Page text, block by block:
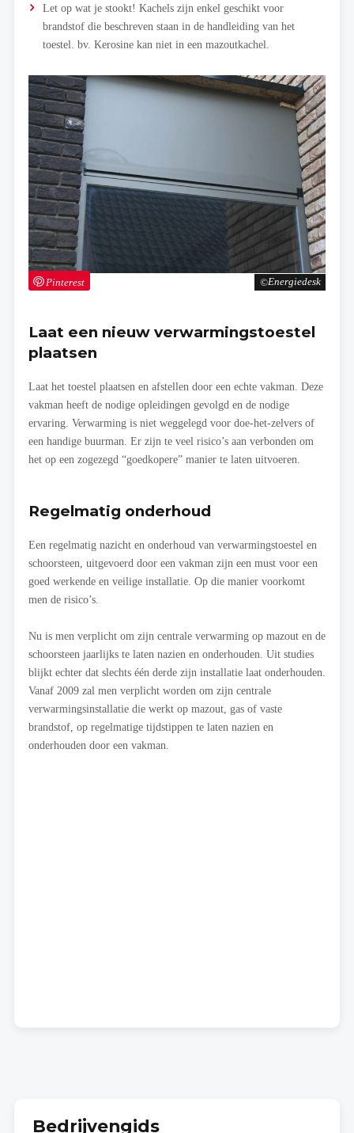
Energiedesk
Pinterest
Let op wat je stookt! Kachels zijn enkel geschikt voor
brandstof die beschreven staan in de handleiding van het
toestel. bv. Kerosine kan niet in een mazoutkachel.
Laat een nieuw verwarmingstoestel
plaatsen
Laat het toestel plaatsen en afstellen door een echte vakman. Deze
vakman heeft de nodige opleidingen gevolgd en de nodige
ervaring. Verwarming is niet weggelegd voor doe-het-zelvers of
een handige buurman. Er zijn te veel risico’s aan verbonden om
het op een zogezegd “goedkopere” manier te laten uitvoeren.
Regelmatig onderhoud
Een regelmatig nazicht en onderhoud van verwarmingstoestel en
schoorsteen, uitgevoerd door een vakman zijn een must voor een
goed werkende en veilige installatie. Op die manier voorkomt
men de risico’s.
Nu is men verplicht om zijn centrale verwarming op mazout en de
schoorsteen jaarlijks te laten nazien en onderhouden. Uit studies
blijkt echter dat slechts één derde zijn installatie laat onderhouden.
Vanaf 2009 zal men verplicht worden om zijn centrale
verwarmingsinstallatie die werkt op mazout, gas of vaste
brandstof, op regelmatige tijdstippen te laten nazien en
onderhouden door een vakman.
Bedrijvengids